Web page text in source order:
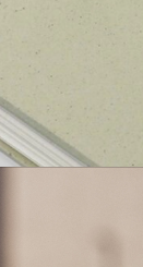
セット
パッションジ
スチューデ
ウィークリ
デイリープラ
マンスリープ
カラーパタ
サクラコレク
馬年コレク
健康を愛す
趣味を愛する